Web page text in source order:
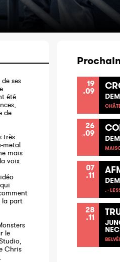
ses
été
de
très
metal
mais
voix.
la part
le
Chris
19
.09
26
.09
07
.11
. -
28
.11